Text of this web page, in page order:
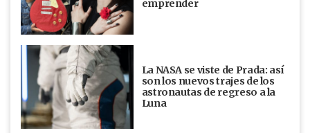
emprender
La NASA se viste de Prada: así
son los nuevos trajes de los
astronautas de regreso a la
Luna